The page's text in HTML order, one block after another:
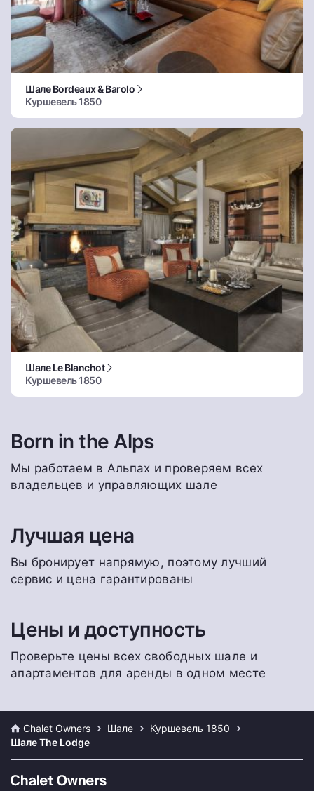
Шале Bordeaux & Barolo
Куршевель 1850
Шале Le Blanchot
Куршевель 1850
Born in the Alps
Мы работаем в Альпах и проверяем всех
владельцев и управляющих шале
Лучшая цена
Вы бронирует напрямую, поэтому лучший
сервис и цена гарантированы
Цены и доступность
Проверьте цены всех свободных шале и
апартаментов для аренды в одном месте
Chalet Owners Шале
Куршевель 1850
Шале The Lodge